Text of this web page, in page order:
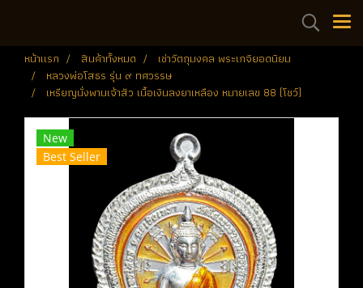
หน้าแรก สินค้าทั้งหมด
เช่าวัตถุมงคล พระเกจิยอดนิยม
หลวงพ่อโสธร รุ่น ๙ ทศวรรษ
เหรียญนั่งพานเจ้าสัว เนื้อเงินลงยาเหลือง หมายเลข 88 (โชว์)
New
Best Seller